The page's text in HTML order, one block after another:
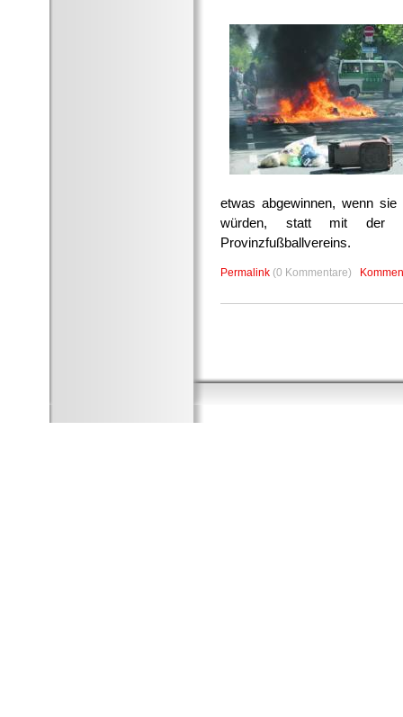
etwas abgewinnen, wenn
würden, statt mit der
Provinzfußballvereins.
Permalink (0 Kommentare)